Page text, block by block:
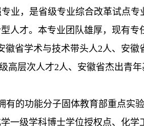
业，是省级专业综合改革试点
人才。本专业团队雄厚，现有
徽省学术与技术带头人2人、安
高层次人才2人、安徽省杰出青
有的功能分子固体教育部重点实
一级学科博士学位授权点、化学